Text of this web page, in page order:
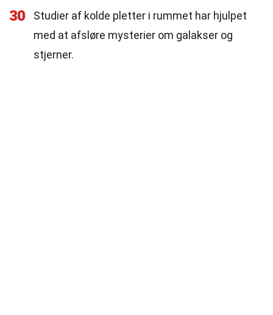
30
Studier af kolde pletter i rummet har hjulpet
med at afsløre mysterier om galakser og
stjerner.